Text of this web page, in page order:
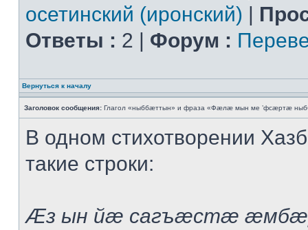
осетинский (иронский) |
Ответы : 2 | Форум :
Вернуться к началу
Заголовок сообщения: Глагол «ныббæттын» и фраза «Фæлæ мын ме ’фсæртæ
В одном стихотворении
такие строки:
Æз ын йæ сагъæстæ